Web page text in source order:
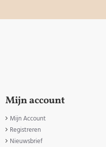
Mijn account
Mijn Account
Registreren
Nieuwsbrief